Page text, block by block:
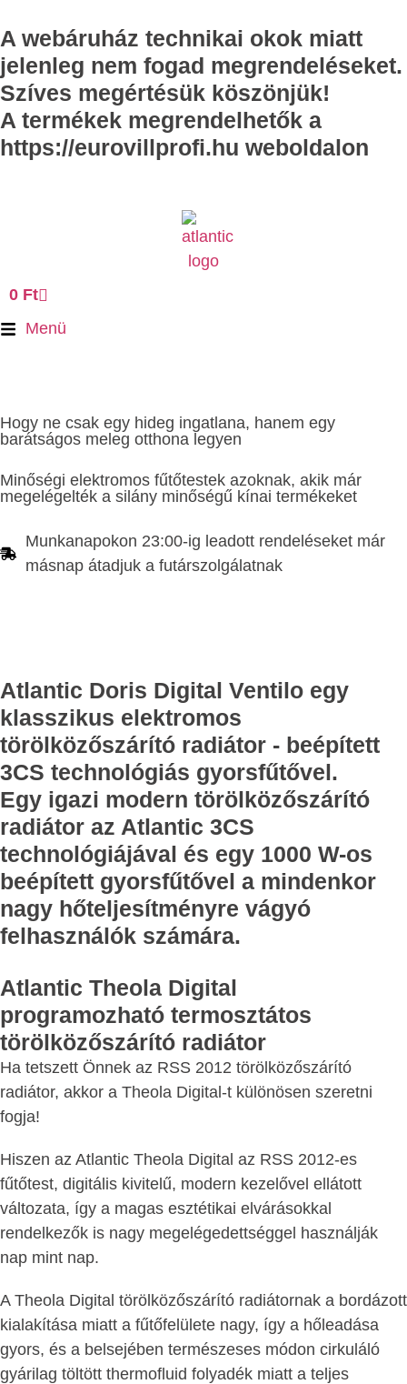
A webáruház technikai okok miatt
jelenleg nem fogad megrendeléseket.
Szíves megértésük köszönjük!
A termékek megrendelhetők a
https://eurovillprofi.hu weboldalon
0 Ft
Menü
Hogy ne csak egy hideg ingatlana, hanem egy
barátságos meleg otthona legyen
Minőségi elektromos fűtőtestek azoknak, akik már
megelégelték a silány minőségű kínai termékeket
Munkanapokon 23:00-ig leadott rendeléseket már
másnap átadjuk a futárszolgálatnak
Atlantic Doris Digital Ventilo egy
klasszikus elektromos
törölközőszárító radiátor - beépített
3CS technológiás gyorsfűtővel.
Egy igazi modern törölközőszárító
radiátor az Atlantic 3CS
technológiájával és egy 1000 W-os
beépített gyorsfűtővel a mindenkor
nagy hőteljesítményre vágyó
felhasználók számára.
Atlantic Theola Digital
programozható termosztátos
törölközőszárító radiátor
Ha tetszett Önnek az RSS 2012 törölközőszárító
radiátor, akkor a Theola Digital-t különösen szeretni
fogja!
Hiszen az Atlantic Theola Digital az RSS 2012-es
fűtőtest, digitális kivitelű, modern kezelővel ellátott
változata, így a magas esztétikai elvárásokkal
rendelkezők is nagy megelégedettséggel használják
nap mint nap.
A Theola Digital törölközőszárító radiátornak a bordázott
kialakítása miatt a fűtőfelülete nagy, így a hőleadása
gyors, és a belsejében természeses módon cirkuláló
gyárilag töltött thermofluid folyadék miatt a teljes